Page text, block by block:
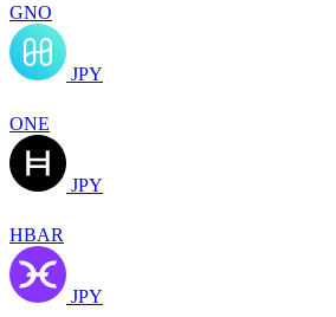
GNO
JPY
ONE
JPY
HBAR
JPY